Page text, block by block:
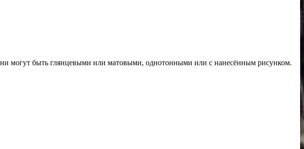
могут быть глянцевыми или матовыми, однотонными или с нанесённым рисунком.